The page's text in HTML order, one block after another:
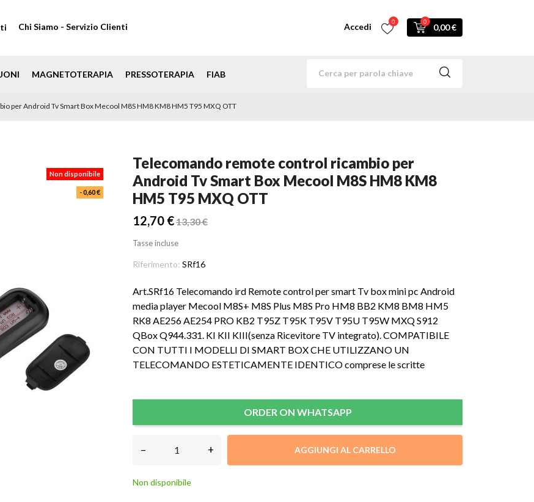
Chi Siamo - Servizio Clienti Accedi 0 0
0,00 €
MAGNETOTERAPIA PRESSOTERAPIA FIAB
per Android Tv Smart Box Mecool M8S HM8 KM8 HM5 T95 MXQ OTT
Non disponibile
- 0,60 €
Telecomando remote control ricambio per
Android Tv Smart Box Mecool M8S HM8 KM8
HM5 T95 MXQ OTT
12,70 €13,30 €
Tasse incluse
Riferimento: SRf16
Art.SRf16 Telecomando ird Remote control per smart Tv box mini pc Android
media player Mecool M8S+ M8S Plus M8S Pro HM8 BB2 KM8 BM8 HM5
RK8 AE256 AE254 PRO KB2 T95Z T95K T95V T95U T95W MXQ S912
QBox Q944.331. KI KII KIII(senza Ricevitore TV integrato). COMPATIBILE
CON TUTTI I MODELLI DI SMART BOX CHE UTILIZZANO UN
TELECOMANDO ESTETICAMENTE IDENTICO comprese le scritte
ORDER ON WHATSAPP
– + AGGIUNGI AL CARRELLO
Non disponibile